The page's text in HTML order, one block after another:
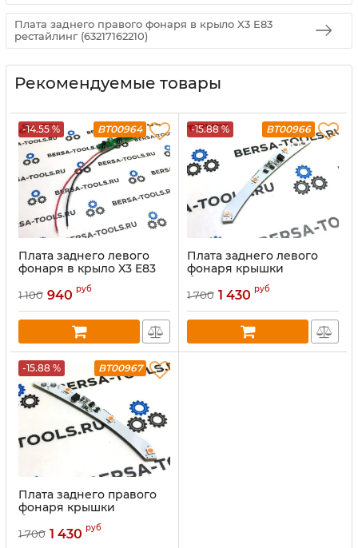
Плата заднего правого фонаря в крыло X3 E83
рестайлинг (63217162210)
Рекомендуемые товары
-14.55 % BT00964
Плата заднего левого
фонаря в крыло X3 E83
рестайлинг (63217162209)
1 100 940 руб
-15.88 % BT00966
Плата заднего левого
фонаря крышки
багажника X3 E83
рестайлинг (63217162213)
1 700 1 430 руб
-15.88 % BT00967
Плата заднего правого
фонаря крышки
багажника X3 E83
рестайлинг (63217162214)
1 700 1 430 руб